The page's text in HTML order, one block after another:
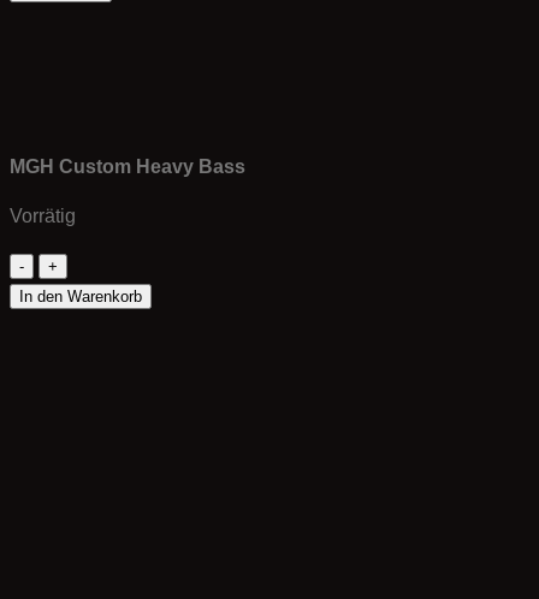
MGH Custom Heavy Bass
Vorrätig
MGH
Custom
In den Warenkorb